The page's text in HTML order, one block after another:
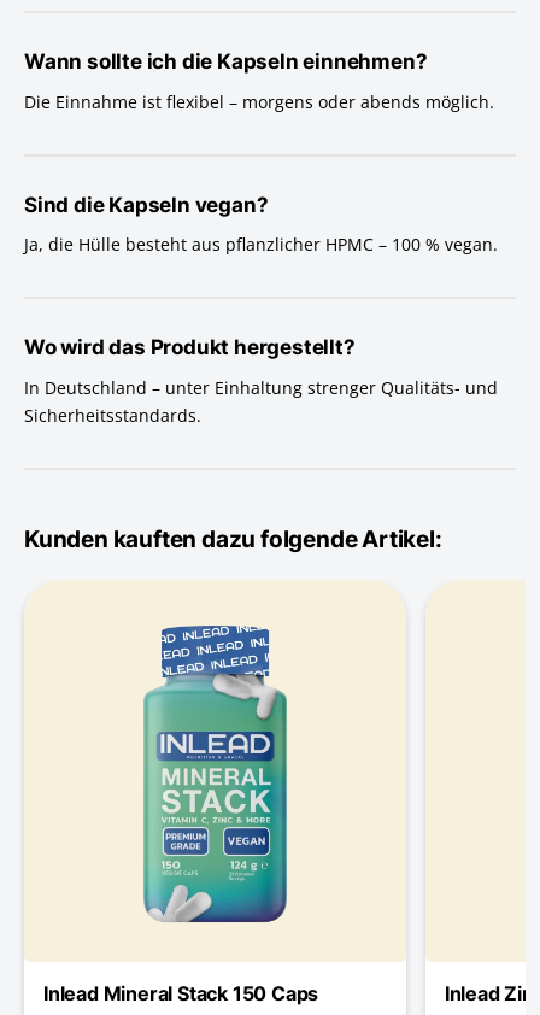
Wann sollte ich die Kapseln einnehmen?
Die Einnahme ist flexibel – morgens oder abends möglich.
Sind die Kapseln vegan?
Ja, die Hülle besteht aus pflanzlicher HPMC – 100 % vegan.
Wo wird das Produkt hergestellt?
In Deutschland – unter Einhaltung strenger Qualitäts- und
Sicherheitsstandards.
Kunden kauften dazu folgende Artikel:
Inlead Mineral Stack 150 Caps Inlead